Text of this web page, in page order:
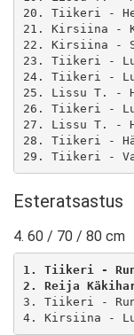
20. Tiikeri -
21. Kirsiina -
22. Kirsiina -
23. Tiikeri -
24. Tiikeri -
25. Lissu T. -
26. Tiikeri -
27. Lissu T. -
28. Tiikeri -
29. Tiikeri -
Esteratsastus
4. 60 / 70 / 80 cm
1. Tiikeri -
2. Reija
3. Tiikeri -
4. Kirsiina -